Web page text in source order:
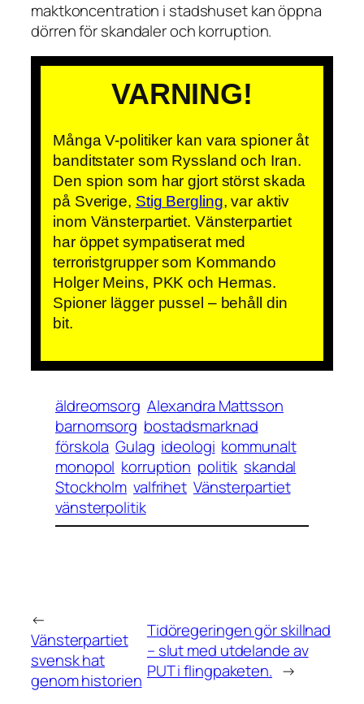
maktkoncentration i stadshuset kan öppna
dörren för skandaler och korruption.
VARNING!
Många V-politiker kan vara spioner åt
banditstater som Ryssland och Iran.
Den spion som har gjort störst skada
på Sverige, Stig Bergling, var aktiv
inom Vänsterpartiet. Vänsterpartiet
har öppet sympatiserat med
terroristgrupper som Kommando
Holger Meins, PKK och Hermas.
Spioner lägger pussel – behåll din
bit.
äldreomsorg Alexandra Mattsson
barnomsorg bostadsmarknad
förskola Gulag ideologi kommunalt
monopol korruption politik skandal
Stockholm valfrihet Vänsterpartiet
vänsterpolitik
←
Vänsterpartiet
svensk hat
genom historien
Tidöregeringen gör skillnad
– slut med utdelande av
PUT i flingpaketen. →